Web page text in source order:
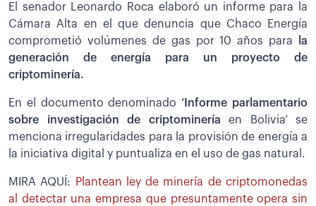
El senador Leonardo Roca elaboró un informe para la
Cámara Alta en el que denuncia que Chaco Energía
comprometió volúmenes de gas por 10 años para
la
generación de energía para un proyecto de
criptominería.
En el documento denominado ‘Informe parlamentario
sobre investigación de criptominería en Bolivia’ se
menciona irregularidades para la provisión de energía a
la iniciativa digital y puntualiza en el uso de gas natural.
MIRA AQUÍ:
Plantean ley de minería de criptomonedas
al detectar una empresa que presuntamente opera sin